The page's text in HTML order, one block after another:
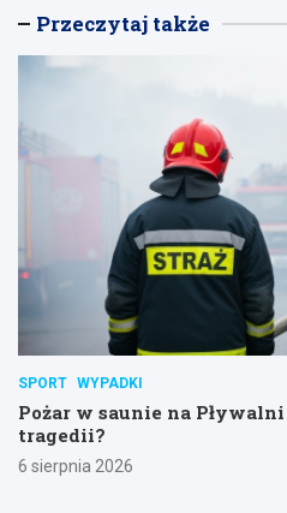
Przeczytaj także
SPORT WYPADKI
Pożar w saunie na
tragedii?
6 sierpnia 2026